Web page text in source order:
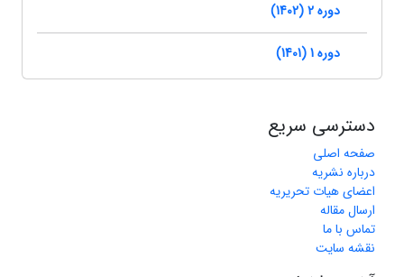
دوره 2 (1402)
دوره 1 (1401)
دسترسی سریع
صفحه اصلی
درباره نشریه
اعضای هیات تحریریه
ارسال مقاله
تماس با ما
نقشه سایت